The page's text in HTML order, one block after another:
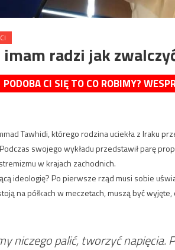
radzi jak
PODOBA CI SIĘ TO CO ROBIMY?
Tawhidi, którego rodzina uciekła z Iraku
swojego wykładu przedstawił parę
w krajach zachodnich.
ideologię? Po pierwsze rząd musi sobie
na półkach w meczetach, muszą być
niczego palić, tworzyć napięcia.